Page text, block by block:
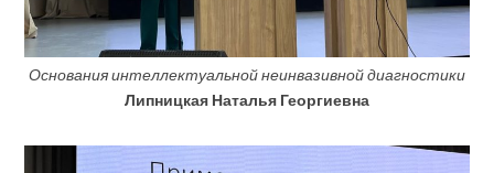
Основания интеллектуальной неинвазивной диагностики
Липницкая Наталья Георгиевна